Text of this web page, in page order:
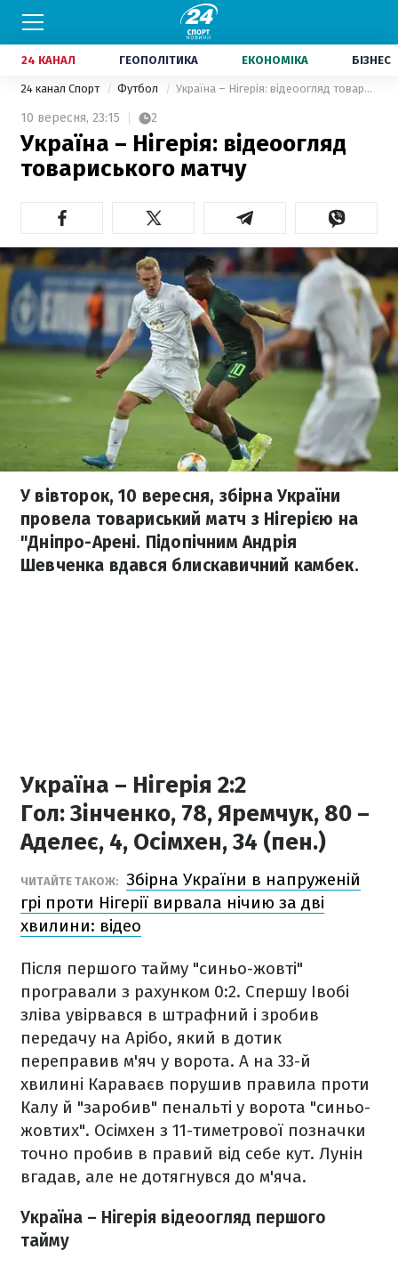
24 КАНАЛ ГЕОПОЛІТИКА ЕКОНОМІКА БІЗНЕС
24 канал Спорт Футбол Україна – Нігерія: відеоогляд товариського матчу
10 вересня, 23:15 2
Україна – Нігерія: відеоогляд
товариського матчу
У вівторок, 10 вересня, збірна України
провела товариський матч з Нігерією на
"Дніпро-Арені. Підопічним Андрія
Шевченка вдався блискавичний камбек.
Україна – Нігерія 2:2
Гол:Зінченко, 78, Яремчук, 80 –
Аделеє, 4, Осімхен, 34 (пен.)
ЧИТАЙТЕ ТАКОЖ: Збірна України в напруженій
грі проти Нігерії вирвала нічию за дві
хвилини: відео
Після першого тайму "синьо-жовті"
програвали з рахунком 0:2. Спершу Івобі
зліва увірвався в штрафний і зробив
передачу на Арібо, який в дотик
переправив м'яч у ворота. А на 33-й
хвилині Караваєв порушив правила проти
Калу й "заробив" пенальті у ворота "синьо-
жовтих". Осімхен з 11-тиметрової позначки
точно пробив в правий від себе кут. Лунін
вгадав, але не дотягнувся до м'яча.
Україна – Нігерія відеоогляд першого
тайму